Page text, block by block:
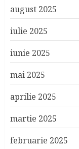
august 2025
iulie 2025
iunie 2025
mai 2025
aprilie 2025
martie 2025
februarie 2025